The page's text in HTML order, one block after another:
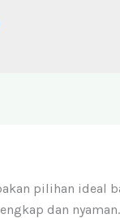
pilihan ideal
dan